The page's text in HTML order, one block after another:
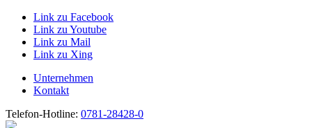
Link zu Facebook
Link zu Youtube
Link zu Mail
Link zu Xing
Unternehmen
Kontakt
Telefon-Hotline: 0781-28428-0